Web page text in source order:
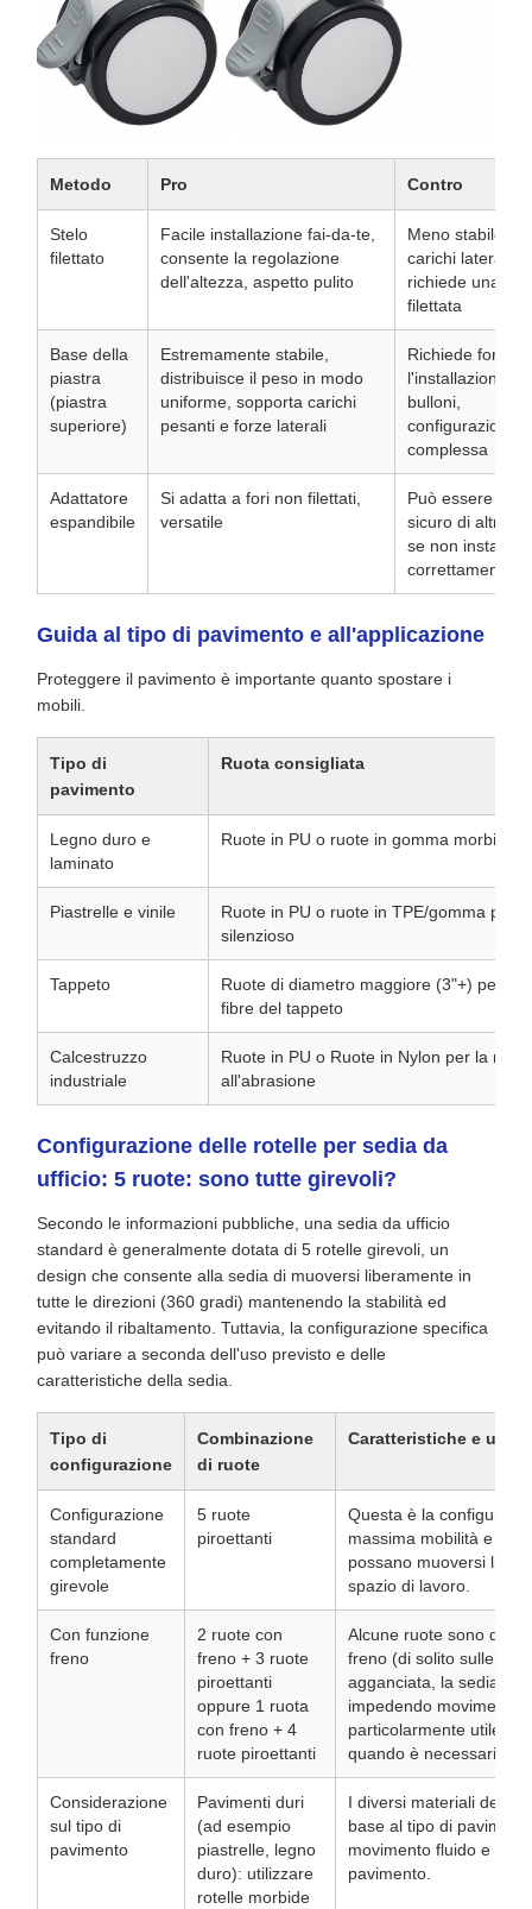
Metodo Pro Contro
Stelo
filettato
Facile installazione fai-da-te,
consente la regolazione
dell'altezza, aspetto pulito
Meno stabile
carichi laterali
richiede una
filettata
Base della
piastra
(piastra
superiore)
Estremamente stabile,
distribuisce il peso in modo
uniforme, sopporta carichi
pesanti e forze laterali
Richiede
l'installazione
bulloni,
configurazione
complessa
Adattatore
espandibile
Si adatta a fori non filettati,
versatile
Può essere
sicuro di altri
se non installato
correttamente
Guida al tipo di pavimento e all'applicazione
Proteggere il pavimento è importante quanto spostare i
mobili.
Tipo di
pavimento
Ruota consigliata
Legno duro e
laminato
Ruote in PU o ruote in gomma morbida
Piastrelle e vinile
Ruote in PU o ruote in TPE/gomma per
silenzioso
Tappeto
Ruote di diametro maggiore (3"+) per
fibre del tappeto
Calcestruzzo
industriale
Ruote in PU o Ruote in Nylon per la
all'abrasione
Configurazione delle rotelle per sedia da
ufficio: 5 ruote: sono tutte girevoli?
Secondo le informazioni pubbliche, una sedia da ufficio
standard è generalmente dotata di 5 rotelle girevoli, un
design che consente alla sedia di muoversi liberamente in
tutte le direzioni (360 gradi) mantenendo la stabilità ed
evitando il ribaltamento. Tuttavia, la configurazione specifica
può variare a seconda dell'uso previsto e delle
caratteristiche della sedia.
Tipo di
configurazione
Combinazione
di ruote
Caratteristiche e
Configurazione
standard
completamente
girevole
5 ruote
piroettanti
Questa è la
massima mobilità e
possano muoversi
spazio di lavoro.
Con funzione
freno
2 ruote con
freno + 3 ruote
piroettanti
oppure 1 ruota
con freno + 4
ruote piroettanti
Alcune ruote sono
freno (di solito sulle
agganciata, la sedia
impedendo movimenti
particolarmente utile
quando è necessaria
Considerazione
sul tipo di
pavimento
Pavimenti duri
(ad esempio
piastrelle, legno
duro): utilizzare
rotelle morbide
I diversi materiali delle
base al tipo di
movimento fluido e
pavimento.